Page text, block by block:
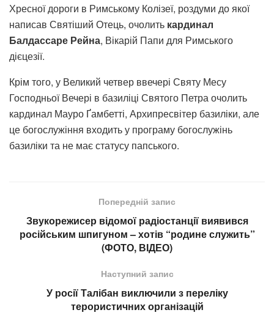
Хресної дороги в Римському Колізеї, роздуми до якої
написав Святіший Отець, очолить кардинал
Балдассаре Рейна, Вікарій Папи для Римського
дієцезії.
Крім того, у Великий четвер ввечері Святу Месу
Господньої Вечері в базиліці Святого Петра очолить
кардинал Мауро Ґамбетті, Архипресвітер базиліки, але
це богослужіння входить у програму богослужінь
базиліки та не має статусу папського.
Попередній запис
Звукорежисер відомої радіостанції виявився
російським шпигуном – хотів “родине служить”
(ФОТО, ВІДЕО)
Наступний запис
У росії Талібан виключили з переліку
терористичних організацій